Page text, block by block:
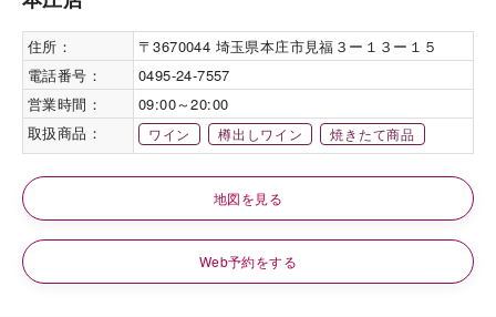
住所：
〒3670044 埼玉県本庄市見福３ー１３ー１５
電話番号：
0495-24-7557
営業時間：
09:00～20:00
取扱商品：
ワイン 樽出しワイン 焼きたて商品
地図を見る
Web予約をする